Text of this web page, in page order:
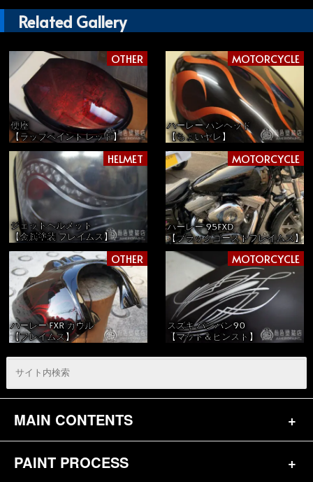
Related Gallery
OTHER
便座
【ラップペイント レッド】
MOTORCYCLE
ハーレー パンヘッド
【ちょいヤレ】
HELMET
ジェットヘルメット
【金属塗装 フレイムス】
MOTORCYCLE
ハーレー 95FXD
【ブラックゴーストフレイムス】
OTHER
ハーレー FXR カウル
【フレイムス】
MOTORCYCLE
スズキ バンバン90
【マット＆ピンスト】
MAIN CONTENTS
トップページ
PAINT PROCESS